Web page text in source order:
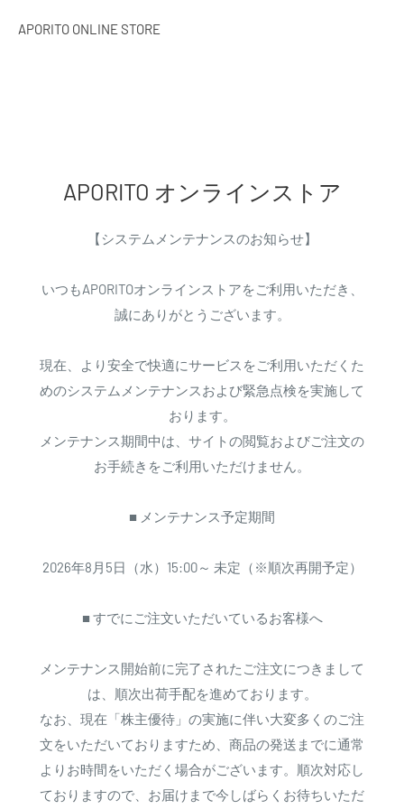
APORITO ONLINE STORE
APORITO オンラインストア
【システムメンテナンスのお知らせ】
いつもAPORITOオンラインストアをご利用いただき、
誠にありがとうございます。
現在、より安全で快適にサービスをご利用いただくた
めのシステムメンテナンスおよび緊急点検を実施して
おります。
メンテナンス期間中は、サイトの閲覧およびご注文の
お手続きをご利用いただけません。
■ メンテナンス予定期間
2026年8月5日（水）15:00～ 未定（※順次再開予定）
■ すでにご注文いただいているお客様へ
メンテナンス開始前に完了されたご注文につきまして
は、順次出荷手配を進めております。
なお、現在「株主優待」の実施に伴い大変多くのご注
文をいただいておりますため、商品の発送までに通常
よりお時間をいただく場合がございます。順次対応し
ておりますので、お届けまで今しばらくお待ちいただ